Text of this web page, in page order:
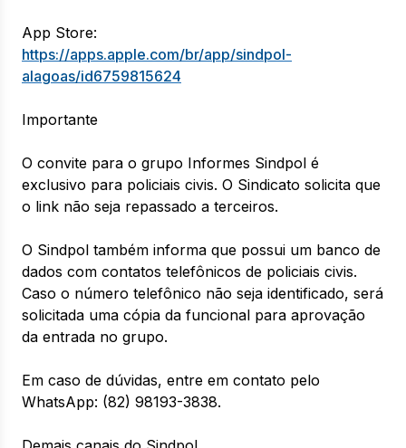
App Store:
https://apps.apple.com/br/app/sindpol-
alagoas/id6759815624
Importante
O convite para o grupo Informes Sindpol é
exclusivo para policiais civis. O Sindicato solicita que
o link não seja repassado a terceiros.
O Sindpol também informa que possui um banco de
dados com contatos telefônicos de policiais civis.
Caso o número telefônico não seja identificado, será
solicitada uma cópia da funcional para aprovação
da entrada no grupo.
Em caso de dúvidas, entre em contato pelo
WhatsApp: (82) 98193-3838.